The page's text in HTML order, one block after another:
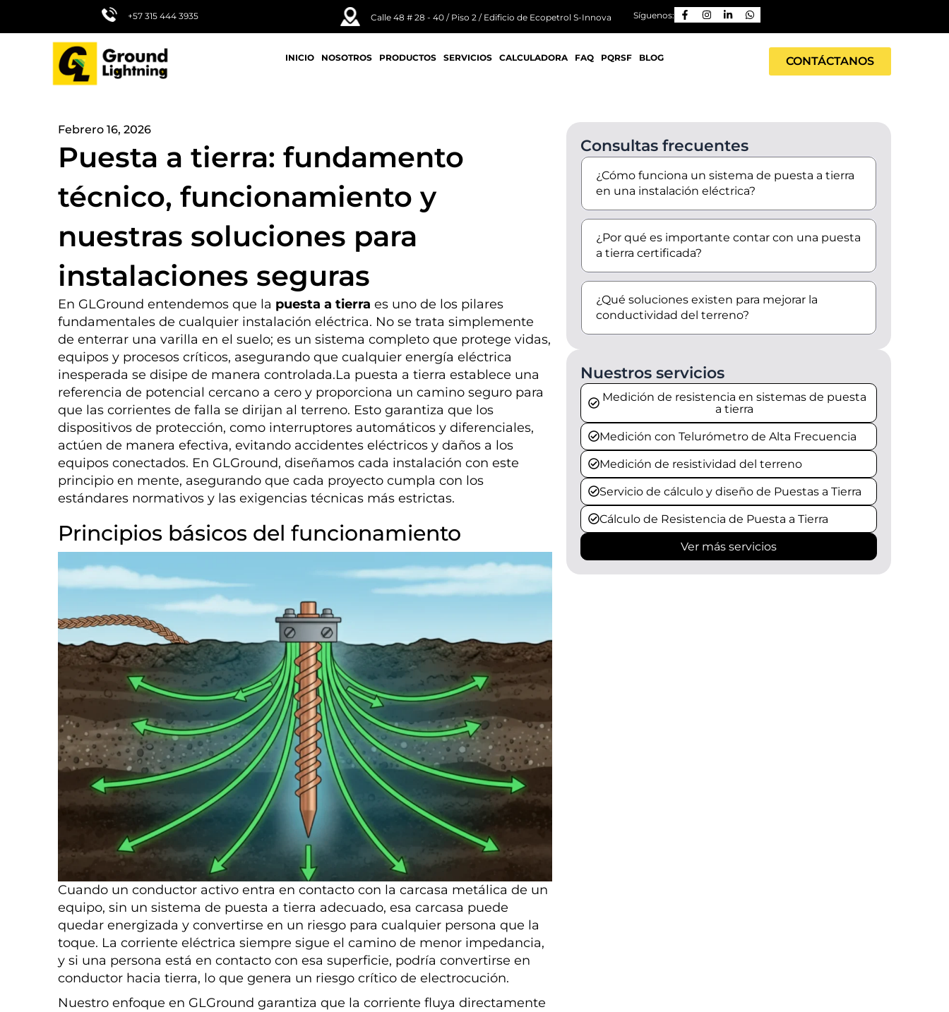
contenido
+57 315 444 3935 Calle 48 # 28 - 40 / Piso 2 / Edificio de Ecopetrol S-Innova Síguenos:
INICIO NOSOTROS PRODUCTOS SERVICIOS CALCULADORA FAQ PQRSF BLOG CONTÁCTANOS
Febrero 16, 2026
Puesta a tierra: fundamento
técnico, funcionamiento y
nuestras soluciones para
instalaciones seguras
En GLGround entendemos que la puesta a tierra es uno de los pilares
fundamentales de cualquier instalación eléctrica. No se trata simplemente
de enterrar una varilla en el suelo; es un sistema completo que protege vidas,
equipos y procesos críticos, asegurando que cualquier energía eléctrica
inesperada se disipe de manera controlada.La puesta a tierra establece una
referencia de potencial cercano a cero y proporciona un camino seguro para
que las corrientes de falla se dirijan al terreno. Esto garantiza que los
dispositivos de protección, como interruptores automáticos y diferenciales,
actúen de manera efectiva, evitando accidentes eléctricos y daños a los
equipos conectados. En GLGround, diseñamos cada instalación con este
principio en mente, asegurando que cada proyecto cumpla con los
estándares normativos y las exigencias técnicas más estrictas.
Principios básicos del funcionamiento
Cuando un conductor activo entra en contacto con la carcasa metálica de un
equipo, sin un sistema de puesta a tierra adecuado, esa carcasa puede
quedar energizada y convertirse en un riesgo para cualquier persona que la
toque. La corriente eléctrica siempre sigue el camino de menor impedancia,
y si una persona está en contacto con esa superficie, podría convertirse en
conductor hacia tierra, lo que genera un riesgo crítico de electrocución.
Nuestro enfoque en GLGround garantiza que la corriente fluya directamente
Consultas frecuentes
¿Cómo funciona un sistema de puesta a tierra
en una instalación eléctrica?
¿Por qué es importante contar con una puesta
a tierra certificada?
¿Qué soluciones existen para mejorar la
conductividad del terreno?
Nuestros servicios
Medición de resistencia en sistemas de puesta
a tierra
Medición con Telurómetro de Alta Frecuencia
Medición de resistividad del terreno
Servicio de cálculo y diseño de Puestas a Tierra
Cálculo de Resistencia de Puesta a Tierra
Ver más servicios